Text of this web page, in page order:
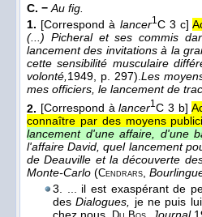
C. − Au fig.
1. [Correspond à lancer1 C 3 c]
(...) Picheral et ses commis
lancement des invitations à la
cette sensibilité musculaire
volonté, 1949 , p. 297). Les
mes officiers, le lancement de
2. [Correspond àlancer1C 3 b]
connaître par des moyens
lancement d'une affaire, d'une
l'affaire David, quel lancement
de Deauville et la découverte
Monte-Carlo (Cendrars,
3. ... il est exaspérant de
desDialogues, je ne puis